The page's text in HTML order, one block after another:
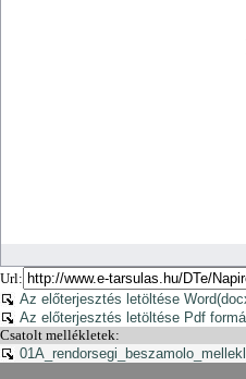
Url:
Az előterjesztés letöltése
Az előterjesztés letöltése Pdf
Csatolt mellékletek: